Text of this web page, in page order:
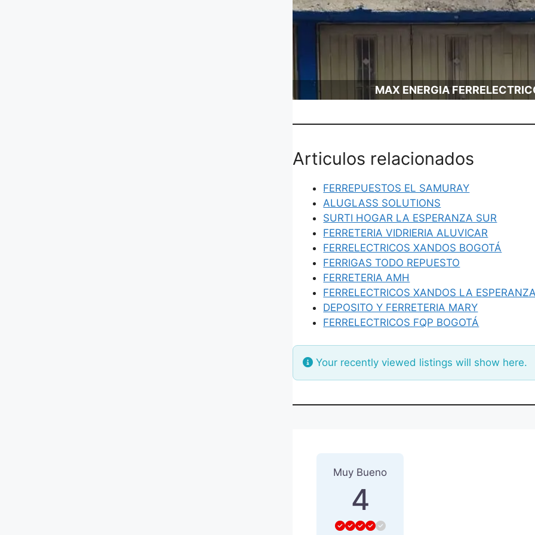
MAX ENERGIA
Articulos relacionados
FERREPUESTOS EL SAMURAY
ALUGLASS SOLUTIONS
SURTI HOGAR LA ESPERANZA SUR
FERRETERIA VIDRIERIA ALUVICAR
FERRELECTRICOS XANDOS BOGOTÁ
FERRIGAS TODO REPUESTO
FERRETERIA AMH
FERRELECTRICOS XANDOS LA
DEPOSITO Y FERRETERIA MARY
FERRELECTRICOS FQP BOGOTÁ
Your recently viewed listings will show here.
Muy Bueno
4